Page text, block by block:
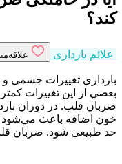
کند؟
علائم بارداری
بارداری تغییرات جسمی و
بعضي از اين تغييرات
ضربان قلب. در دوران
حد طبیعی شود. ضربان